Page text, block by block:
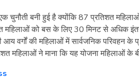
चुनौती बनी हुई है क्योंकि 87 प्रतिशत
महिलाओं को बस के लिए 30 मिनट से अधिक
वर्गों की महिलाओं में सार्वजनिक परिवहन के
महिलाओं ने माना कि यह योजना महिलाओं के